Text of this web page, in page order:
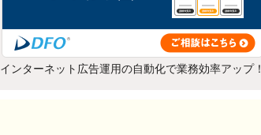
インターネット広告運用の自動化で業務効率アップ！